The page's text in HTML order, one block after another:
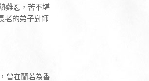
難忍，苦不堪
老的弟子對師
曾在蘭若為香